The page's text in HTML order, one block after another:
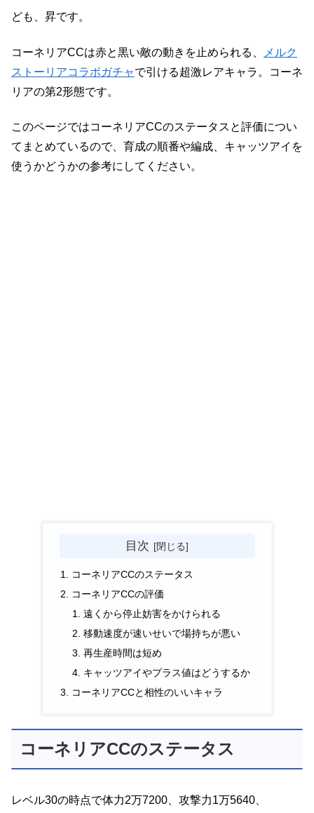
ども、昇です。
コーネリアCCは赤と黒い敵の動きを止められる、
メルク
ストーリアコラボガチャで引ける超激レアキャラ。コーネ
リアの第2形態です。
このページではコーネリアCCのステータスと評価につい
てまとめているので、育成の順番や編成、キャッツアイを
使うかどうかの参考にしてください。
目次
コーネリアCCのステータス
コーネリアCCの評価
遠くから停止妨害をかけられる
移動速度が速いせいで場持ちが悪い
再生産時間は短め
キャッツアイやプラス値はどうするか
コーネリアCCと相性のいいキャラ
コーネリアCCのステータス
レベル30の時点で体力2万7200、攻撃力1万5640、